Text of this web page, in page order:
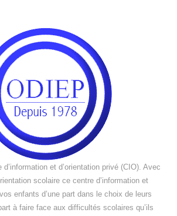
et d’orientation privé (CIO). Avec
scolaire ce centre d’information et
enfants d’une part dans le choix de leurs
à faire face aux difficultés scolaires qu’ils